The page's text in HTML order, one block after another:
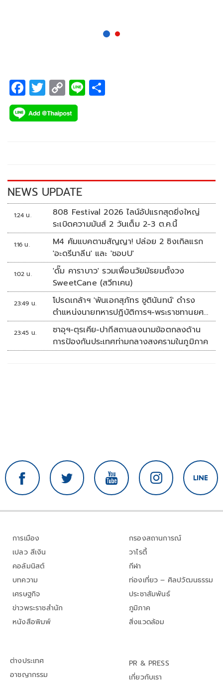
F
ac
e
k
T
wi
tt
C
o
p
k
Li
NEWS UPDATE
1:24 น.
808 Festival 2026 ไลน์อัปแรกสุดยิ่งใหญ่
ระเบิดความมันส์ 2 วันเต็ม 2-3 ต.ค.นี้
1:16 น.
M4 คัมแบคตามสัญญา! ปล่อย 2 ซิงเกิลแรก
'อะดรีนาลีน' และ 'ชอบU'
1:02 น.
'ดั๊ม คาราบาว' รวมเพื่อนวัยมัธยมตั้งวง
SweetCane (สวีทเคน)
23:49 น.
โปรดเกล้าฯ 'พันเอกสุภัทร ชูตินันทน์' ดำรง
ตำแหน่งนายทหารปฏิบัติการฯ-พระราชทานยศ
'พลตรี'
23:45 น.
ซาอุฯ-ตุรเคีย-ปากีสถานลงนามข้อตกลงด้าน
การป้องกันประเทศท่ามกลางสงครามในภูมิภาค
การเมือง
เปลว สีเงิน
คอลัมนิสต์
บทความ
เศรษฐกิจ
ข่าวพระราชสำนัก
หนังสือพิมพ์
กรองสถานการณ์
วาไรตี้
กีฬา
ท่องเที่ยว – ศิลปวัฒนธรรม
ประชาสัมพันธ์
ภูมิภาค
สิ่งแวดล้อม
ต่างประเทศ
อาชญากรรม
PR & PRESS
เกี่ยวกับเรา